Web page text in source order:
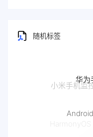
随机标签
小米手机监
华为
HarmonyOS
Android